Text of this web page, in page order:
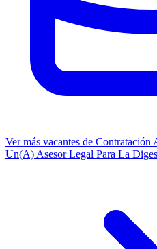
Ver más vacantes de
Un(A) Asesor Legal Para La